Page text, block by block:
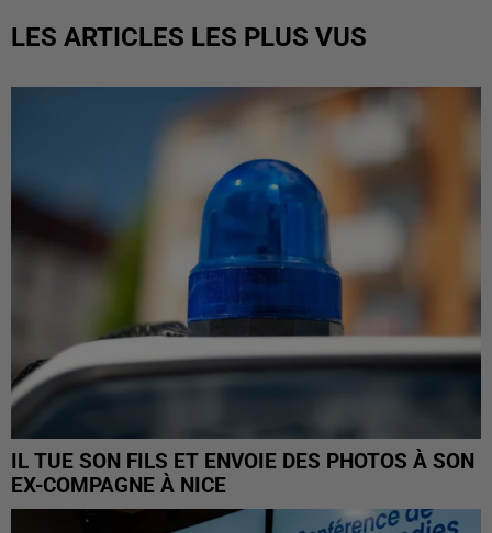
LES ARTICLES LES PLUS VUS
IL TUE SON FILS ET ENVOIE DES PHOTOS À SON
EX-COMPAGNE À NICE